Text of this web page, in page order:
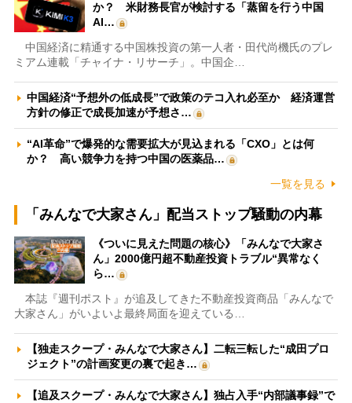
か？ 米財務長官が検討する「蒸留を行う中国
AI…
中国経済に精通する中国株投資の第一人者・田代尚機氏のプレ
ミアム連載「チャイナ・リサーチ」。中国企…
中国経済“予想外の低成長”で政策のテコ入れ必至か 経済運営
方針の修正で成長加速が予想さ…
“AI革命”で爆発的な需要拡大が見込まれる「CXO」とは何
か？ 高い競争力を持つ中国の医薬品…
一覧を見る
「みんなで大家さん」配当ストップ騒動の内幕
《ついに見えた問題の核心》「みんなで大家さ
ん」2000億円超不動産投資トラブル“異常なく
ら…
本誌『週刊ポスト』が追及してきた不動産投資商品「みんなで
大家さん」がいよいよ最終局面を迎えている…
【独走スクープ・みんなで大家さん】二転三転した“成田プロ
ジェクト”の計画変更の裏で起き…
【追及スクープ・みんなで大家さん】独占入手“内部議事録”で